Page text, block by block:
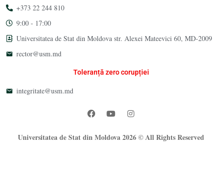
+373 22 244 810
9:00 - 17:00
Universitatea de Stat din Moldova str. Alexei Mateevici 60, MD-2009
rector@usm.md
Toleranță zero corupției
integritate@usm.md
Universitatea de Stat din Moldova 2026 © All Rights Reserved